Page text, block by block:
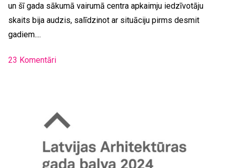
un šī gada sākumā vairumā centra apkaimju iedzīvotāju
skaits bija audzis, salīdzinot ar situāciju pirms desmit
gadiem....
23 Komentāri